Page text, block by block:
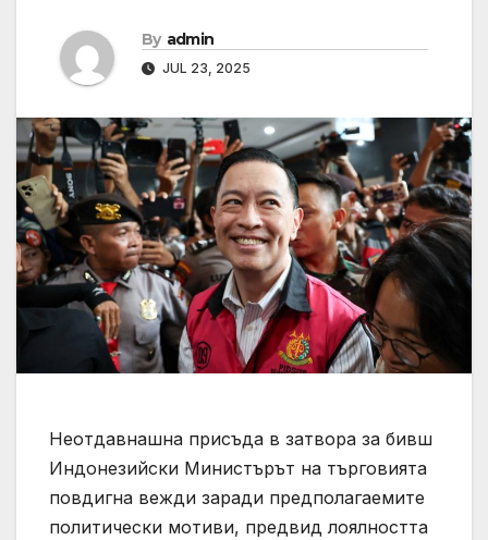
By admin
JUL 23, 2025
Неотдавнашна присъда в затвора за бивш
Индонезийски Министърът на търговията
повдигна вежди заради предполагаемите
политически мотиви, предвид лоялността